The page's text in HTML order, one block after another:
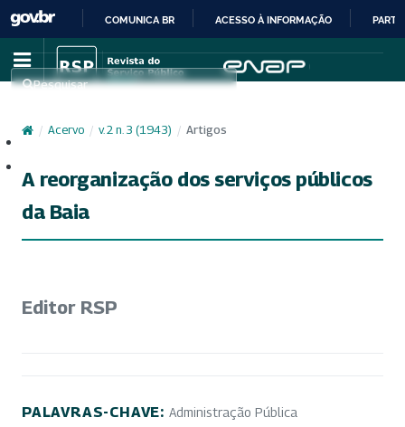
IR
PARA
CONTEÚDO
COMUNICA BR ACESSO À INFORMAÇÃO
Pesquisar
/ Acervo / v. 2 n. 3 (1943) / Artigos
A reorganização dos serviços públicos
da Baia
Editor RSP
PALAVRAS-CHAVE: Administração Pública